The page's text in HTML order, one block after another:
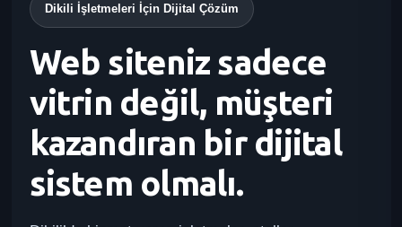
Dikili İşletmeleri İçin Dijital Çözüm
Web siteniz sadece
vitrin değil, müşteri
kazandıran bir dijital
sistem olmalı.